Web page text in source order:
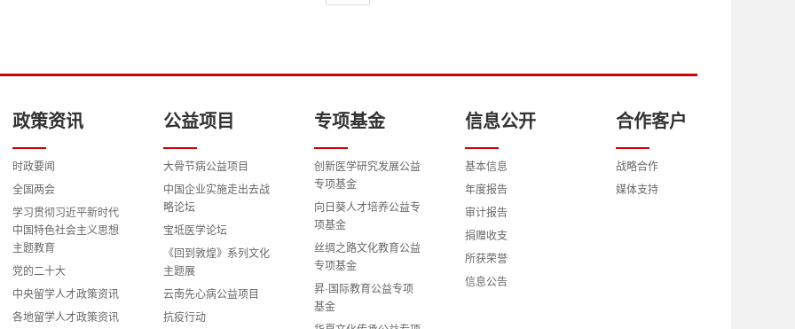
政策资讯
时政要闻
全国两会
学习贯彻习近平新时代
中国特色社会主义思想
主题教育
党的二十大
中央留学人才政策资讯
各地留学人才政策资讯
公益项目
大骨节病公益项目
中国企业实施走出去战
略论坛
宝坻医学论坛
《回到敦煌》系列文化
主题展
云南先心病公益项目
抗疫行动
专项基金
创新医学研究发展公益
专项基金
向日葵人才培养公益专
项基金
丝绸之路文化教育公益
专项基金
昇·国际教育公益专项
基金
信息公开
基本信息
年度报告
审计报告
捐赠收支
所获荣誉
信息公告
合作客户
战略合作
媒体支持